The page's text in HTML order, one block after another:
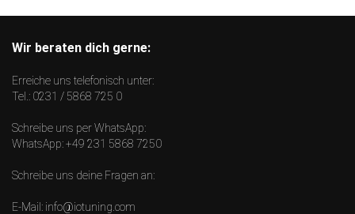
Wir beraten dich gerne:
Erreiche uns telefonisch unter:
Tel.: 0231 / 5868 725 0
Schreibe uns per WhatsApp:
WhatsApp:+49 231 5868 7250
Schreibe uns deine Fragen an:
E-Mail: info@iotuning.com